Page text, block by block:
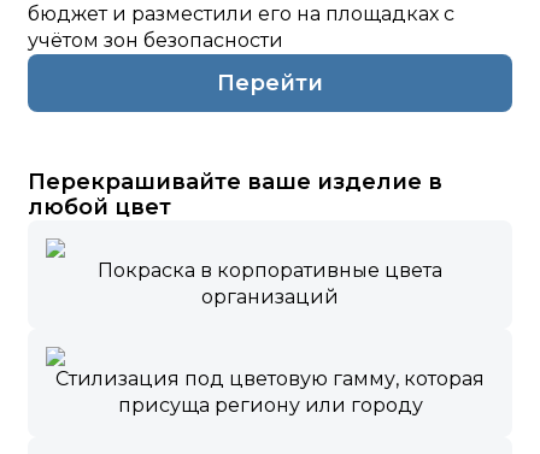
бюджет и разместили его на площадках с
учётом зон безопасности
Перейти
Перекрашивайте ваше изделие в
любой цвет
Покраска в корпоративные цвета
организаций
Стилизация под цветовую гамму, которая
присуща региону или городу